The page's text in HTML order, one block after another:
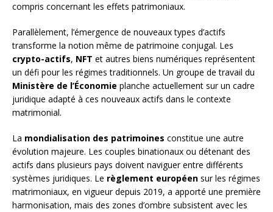
compris concernant les effets patrimoniaux.
Parallèlement, l’émergence de nouveaux types d’actifs
transforme la notion même de patrimoine conjugal. Les
crypto-actifs, NFT et autres biens numériques représentent
un défi pour les régimes traditionnels. Un groupe de travail du
Ministère de l’Économie planche actuellement sur un cadre
juridique adapté à ces nouveaux actifs dans le contexte
matrimonial.
La mondialisation des patrimoines constitue une autre
évolution majeure. Les couples binationaux ou détenant des
actifs dans plusieurs pays doivent naviguer entre différents
systèmes juridiques. Le règlement européen sur les régimes
matrimoniaux, en vigueur depuis 2019, a apporté une première
harmonisation, mais des zones d’ombre subsistent avec les